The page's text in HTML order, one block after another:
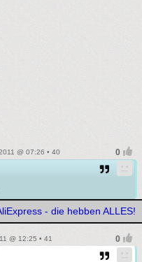
@ 07:26 • 40
- die hebben ALLES!
@ 12:25 • 41